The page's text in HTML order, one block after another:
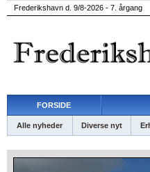
Frederikshavn d. 9/8-2026 - 7. årgang
FORSIDE
Alle nyheder Diverse nyt